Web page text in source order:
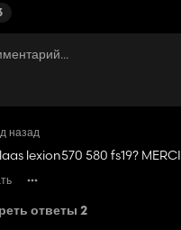
назад
lexion570 580 fs19? MERCI
ответы 2